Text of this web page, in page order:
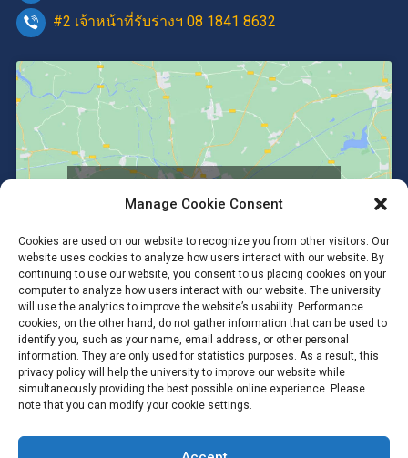
Manage Cookie Consent
Cookies are used on our website to recognize you from other visitors. Our
website uses cookies to analyze how users interact with our website. By
continuing to use our website, you consent to us placing cookies on your
computer to analyze how users interact with our website. The university
will use the analytics to improve the website’s usability. Performance
cookies, on the other hand, do not gather information that can be used to
identify you, such as your name, email address, or other personal
information. They are only used for statistics purposes. As a result, this
privacy policy will help the university to improve our website while
simultaneously providing the best possible online experience. Please
note that you can modify your cookie settings.
#2 เจ้าหน้าที่รับร่างฯ 08 1841 8632
enable this content